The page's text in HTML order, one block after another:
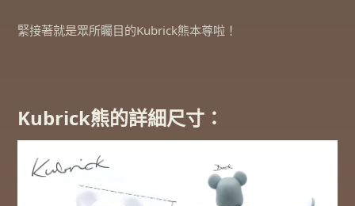
緊接著就是眾所矚目的Kubrick熊本尊啦！
Kubrick熊的詳細尺寸：